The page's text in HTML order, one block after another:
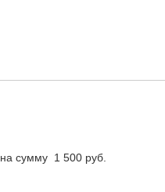
на сумму 1 500 руб.